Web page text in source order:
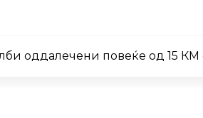
оддалечени повеќе од 15 КМ